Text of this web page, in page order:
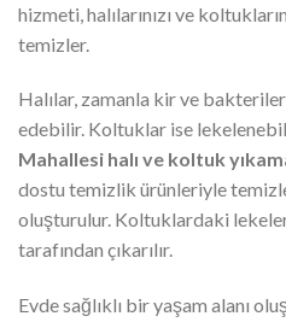
hizmeti, halılarınızı ve
temizler.
Halılar, zamanla kir ve
edebilir. Koltuklar ise
Mahallesi halı ve koltuk
dostu temizlik ürünleriyle
oluşturulur. Koltuklardaki
tarafından çıkarılır.
Evde sağlıklı bir yaşam alanı